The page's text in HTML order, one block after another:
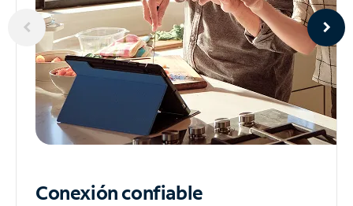
Conexión confiable